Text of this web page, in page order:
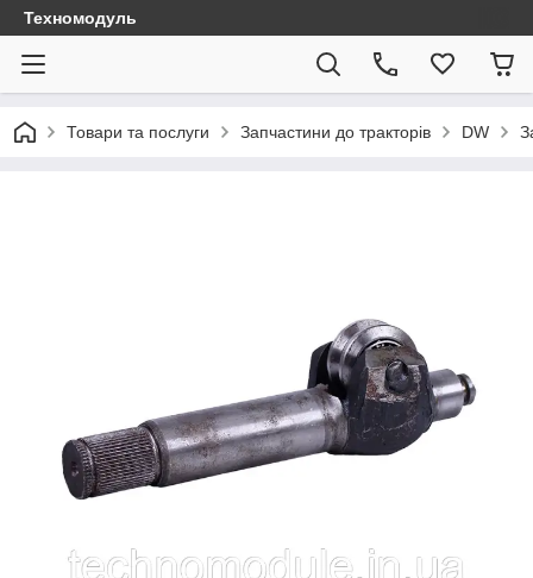
Техномодуль
Товари та послуги Запчастини до тракторів DW